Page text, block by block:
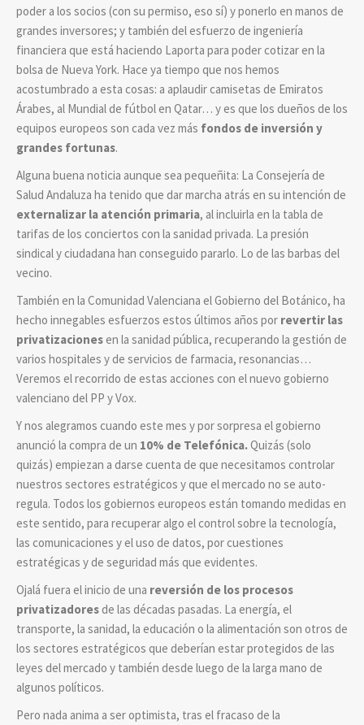
poder a los socios (con su permiso, eso sí) y ponerlo en manos de
grandes inversores; y también del esfuerzo de ingeniería
financiera que está haciendo Laporta para poder cotizar en la
bolsa de Nueva York. Hace ya tiempo que nos hemos
acostumbrado a esta cosas: a aplaudir camisetas de Emiratos
Árabes, al Mundial de fútbol en Qatar… y es que los dueños de los
equipos europeos son cada vez más fondos de inversión y
grandes fortunas.
Alguna buena noticia aunque sea pequeñita: La Consejería de
Salud Andaluza ha tenido que dar marcha atrás en su intención de
externalizar la atención primaria, al incluirla en la tabla de
tarifas de los conciertos con la sanidad privada. La presión
sindical y ciudadana han conseguido pararlo. Lo de las barbas del
vecino.
También en la Comunidad Valenciana el Gobierno del Botánico, ha
hecho innegables esfuerzos estos últimos años por revertir las
privatizacionesen la sanidad pública, recuperando la gestión de
varios hospitales y de servicios de farmacia, resonancias…
Veremos el recorrido de estas acciones con el nuevo gobierno
valenciano del PP y Vox.
Y nos alegramos cuando este mes y por sorpresa el gobierno
anunció la compra de un 10% de Telefónica.Quizás (solo
quizás) empiezan a darse cuenta de que necesitamos controlar
nuestros sectores estratégicos y que el mercado no se auto-
regula. Todos los gobiernos europeos están tomando medidas en
este sentido, para recuperar algo el control sobre la tecnología,
las comunicaciones y el uso de datos, por cuestiones
estratégicas y de seguridad más que evidentes.
Ojalá fuera el inicio de una reversión de los procesos
privatizadoresde las décadas pasadas. La energía, el
transporte, la sanidad, la educación o la alimentación son otros de
los sectores estratégicos que deberían estar protegidos de las
leyes del mercado y también desde luego de la larga mano de
algunos políticos.
Pero nada anima a ser optimista, tras el fracaso de la